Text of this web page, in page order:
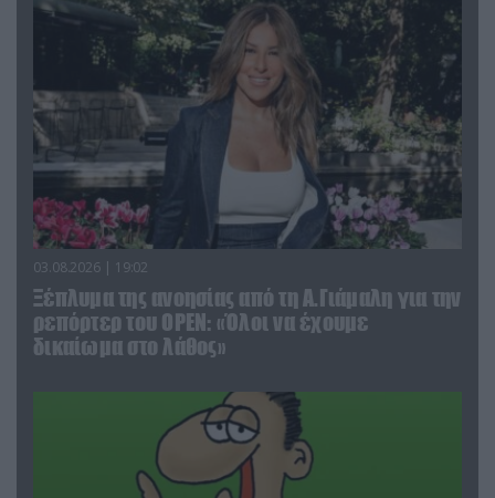
03.08.2026 | 19:02
Ξέπλυμα της ανοησίας από τη Α.Γιάμαλη για την
ρεπόρτερ του ΟΡΕΝ: «Όλοι να έχουμε
δικαίωμα στο λάθος»